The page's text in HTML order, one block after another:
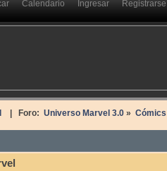
Calendario Ingresar Registrarse
| Foro: Universo Marvel 3.0» Cómics